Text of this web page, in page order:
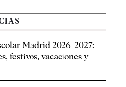
Madrid 2026-2027:
festivos, vacaciones y